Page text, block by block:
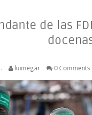
de las
luimegar 0 Comments